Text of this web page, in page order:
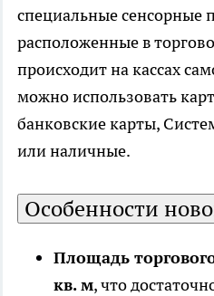
специальные сенсорные
расположенные в
происходит на кассах
можно использовать
банковские карты,
или наличные.
Особенности
Площадь
кв. м, что